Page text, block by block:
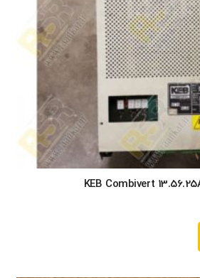
KEB Combivert